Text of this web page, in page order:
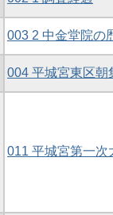
003 2 中金堂院の
004 平城宮東区朝
011 平城宮第一次